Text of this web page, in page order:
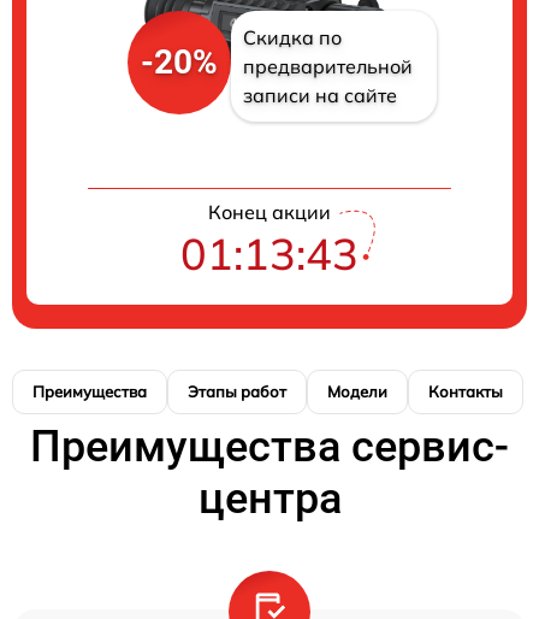
-20%
Скидка по
предварительной
записи на сайте
Конец акции
01:13:43
Преимущества Этапы работ Модели Контакты
Преимущества сервис-
центра